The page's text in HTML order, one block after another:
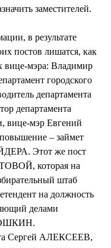
заместителей.
в результате
постов лишатся, как
вице-мэра: Владимир
городского
департамента
департамента
вице-мэр Евгений
– займет
Этот же пост
которая на
штаб
на должность
делами
Сергей АЛЕКСЕЕВ,